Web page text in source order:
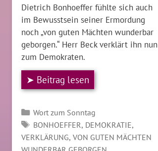
Dietrich Bonhoeffer fühlte sich auch
im Bewusstsein seiner Ermordung
noch „von guten Mächten wunderbar
geborgen.“ Herr Beck verklärt ihn nun
zum Demokraten.
➤ Beitrag lesen
Kategorien
Wort zum Sonntag
SCHLAGWÖRTER
BONHOEFFER, DEMOKRATIE,
VERKLÄRUNG,VON GUTEN MÄCHTEN